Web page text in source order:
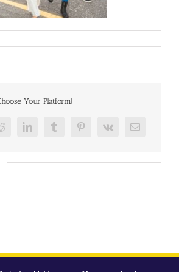
Your Platform!
RedditLinkedInTumblr PinterestVk
E-